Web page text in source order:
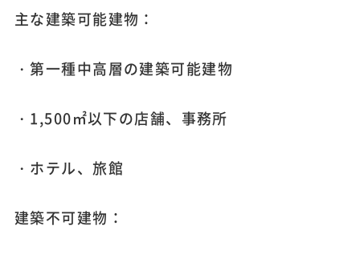
主な建築可能建物：
・第一種中高層の建築可能建物
・1,500㎡以下の店舗、事務所
・ホテル、旅館
建築不可建物：